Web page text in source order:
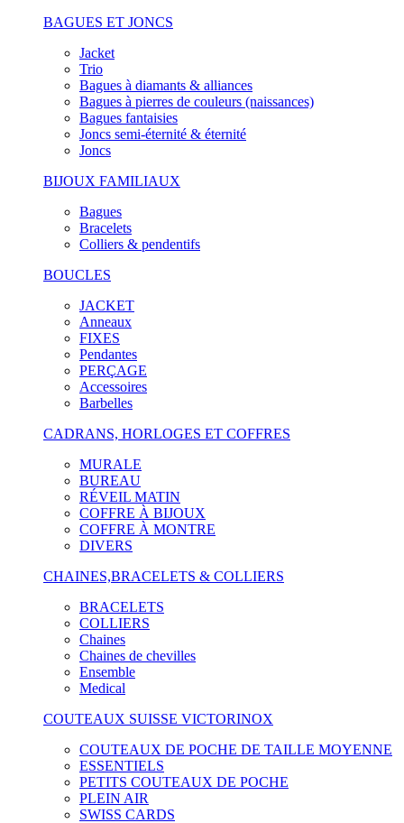
BAGUES ET JONCS
Jacket
Trio
Bagues à diamants & alliances
Bagues à pierres de couleurs (naissances)
Bagues fantaisies
Joncs semi-éternité & éternité
Joncs
BIJOUX FAMILIAUX
Bagues
Bracelets
Colliers & pendentifs
BOUCLES
JACKET
Anneaux
FIXES
Pendantes
PERÇAGE
Accessoires
Barbelles
CADRANS, HORLOGES ET COFFRES
MURALE
BUREAU
RÉVEIL MATIN
COFFRE À BIJOUX
COFFRE À MONTRE
DIVERS
CHAINES,BRACELETS & COLLIERS
BRACELETS
COLLIERS
Chaines
Chaines de chevilles
Ensemble
Medical
COUTEAUX SUISSE VICTORINOX
COUTEAUX DE POCHE DE TAILLE MOYENNE
ESSENTIELS
PETITS COUTEAUX DE POCHE
PLEIN AIR
SWISS CARDS